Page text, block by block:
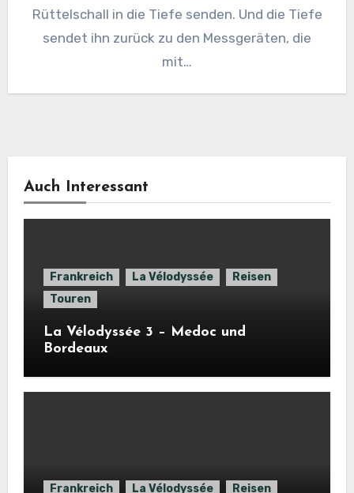
Rüttelschall in die Tiefe senden. Und die Tiefe
sendet ihn zurück zu den Messgeräten, die
mit…
Auch Interessant
Frankreich La Vélodyssée
Reisen
Touren
La Vélodyssée 3 – Medoc und
Bordeaux
Frankreich La Vélodyssée Reisen